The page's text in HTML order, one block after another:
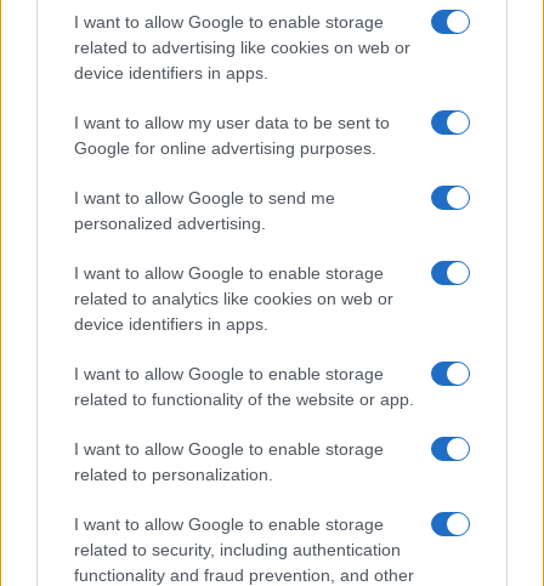
I want to allow Google to enable storage
related to advertising like cookies on web or
device identifiers in apps.
I want to allow my user data to be sent to
Google for online advertising purposes.
I want to allow Google to send me
personalized advertising.
I want to allow Google to enable storage
related to analytics like cookies on web or
device identifiers in apps.
I want to allow Google to enable storage
related to functionality of the website or app.
I want to allow Google to enable storage
related to personalization.
I want to allow Google to enable storage
related to security, including authentication
functionality and fraud prevention, and other